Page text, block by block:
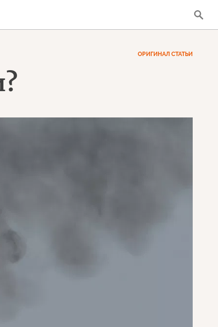
ОРИГИНАЛ СТАТЬИ